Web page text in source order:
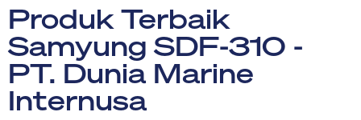
Produk Terbaik
Samyung SDF-310 -
PT. Dunia Marine
Internusa